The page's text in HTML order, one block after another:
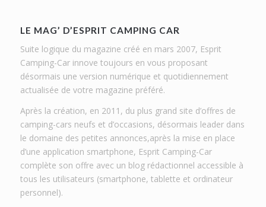
LE MAG’ D’ESPRIT CAMPING CAR
Suite logique du magazine créé en mars 2007, Esprit
Camping-Car innove toujours en vous proposant
désormais une version numérique et quotidiennement
actualisée de votre magazine préféré.
Après la création, en 2011, du plus grand site d’offres de
camping-cars neufs et d’occasions, désormais leader dans
le domaine des petites annonces,après la mise en place
d’une application smartphone, Esprit Camping-Car
complète son offre avec un blog rédactionnel accessible à
tous les utilisateurs (smartphone, tablette et ordinateur
personnel).